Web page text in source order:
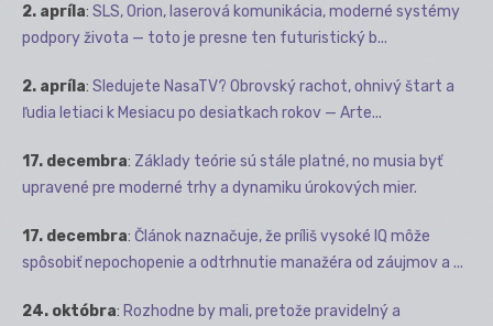
2. apríla: SLS, Orion, laserová komunikácia, moderné systémy
podpory života — toto je presne ten futuristický b...
2. apríla: Sledujete NasaTV? Obrovský rachot, ohnivý štart a
ľudia letiaci k Mesiacu po desiatkach rokov — Arte...
17. decembra: Základy teórie sú stále platné, no musia byť
upravené pre moderné trhy a dynamiku úrokových mier.
17. decembra: Článok naznačuje, že príliš vysoké IQ môže
spôsobiť nepochopenie a odtrhnutie manažéra od záujmov a ...
24. októbra: Rozhodne by mali, pretože pravidelný a